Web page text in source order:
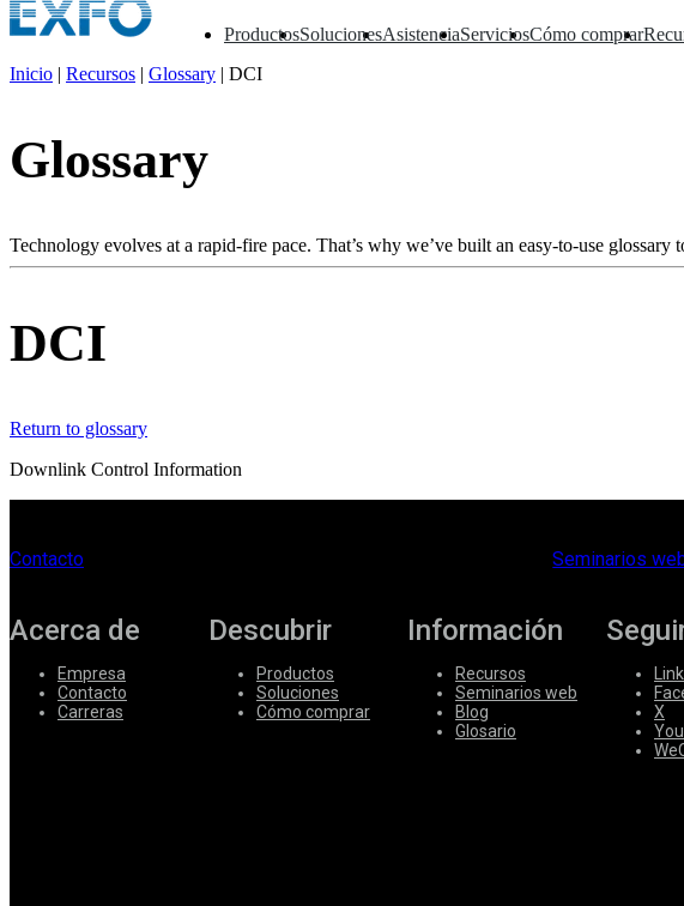
Productos
▼ Soluciones
▼ Asistencia
▼ Servicios
▼ Cómo comprar
▼ ▼
Productos
Soluciones
Cómo
Contacto
RegisterLogin
Corporate
Careers
Partners
Inicio | Recursos | Glossary | DCI
Glossary
Technology evolves at a rapid-fire pace. That’s why we’ve built an easy-to-use
DCI
Return to glossary
Downlink Control Information
Contacto Seminarios
Acerca de
Empresa
Contacto
Carreras
Descubrir
Productos
Soluciones
Cómo comprar
Información
Recursos
Seminarios web
Blog
Glosario
X